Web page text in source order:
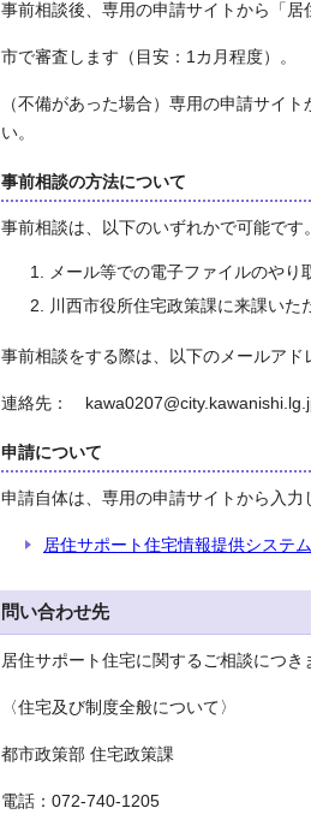
事前相談後、専用の申請サイトから「居
市で審査します（目安：1カ月程度）。
（不備があった場合）専用の申請サイ
い。
事前相談の方法について
事前相談は、以下のいずれかで可能です。
メール等での電子ファイルのやり
川西市役所住宅政策課に来課い
事前相談をする際は、以下のメールアド
連絡先：
申請について
申請自体は、専用の申請サイトから入力
居住サポート住宅情報提供システム
問い合わせ先
居住サポート住宅に関するご相談につき
〈住宅及び制度全般について〉
都市政策部 住宅政策課
電話：072-740-1205